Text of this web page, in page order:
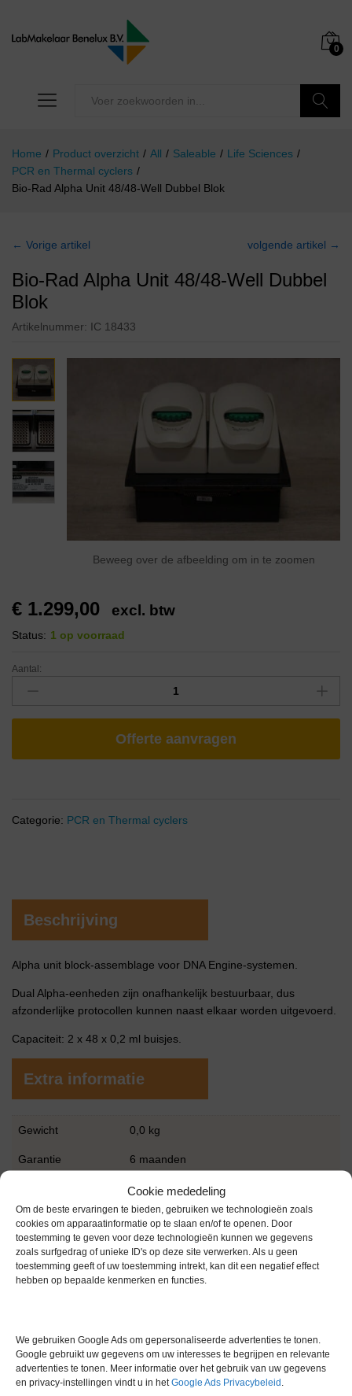
Cookie mededeling
Om de beste ervaringen te bieden, gebruiken we technologieën zoals
cookies om apparaatinformatie op te slaan en/of te openen. Door
toestemming te geven voor deze technologieën kunnen we gegevens
zoals surfgedrag of unieke ID's op deze site verwerken. Als u geen
toestemming geeft of uw toestemming intrekt, kan dit een negatief effect
hebben op bepaalde kenmerken en functies.
We gebruiken Google Ads om gepersonaliseerde advertenties te tonen.
Google gebruikt uw gegevens om uw interesses te begrijpen en relevante
advertenties te tonen. Meer informatie over het gebruik van uw gegevens
en privacy-instellingen vindt u in hetGoogle Ads Privacybeleid .
0
Home / Product overzicht / All / Saleable / Life Sciences /
PCR en Thermal cyclers /
Bio-Rad Alpha Unit 48/48-Well Dubbel Blok
← Vorige artikel volgende artikel →
Bio-Rad Alpha Unit 48/48-Well Dubbel
Blok
Artikelnummer: IC 18433
Beweeg over de afbeelding om in te zoomen
€ 1.299,00 excl. btw
Status: 1 op voorraad
Aantal:
Offerte aanvragen
Categorie: PCR en Thermal cyclers
Beschrijving
Alpha unit block-assemblage voor DNA Engine-systemen.
Dual Alpha-eenheden zijn onafhankelijk bestuurbaar, dus
afzonderlijke protocollen kunnen naast elkaar worden uitgevoerd.
Capaciteit: 2 x 48 x 0,2 ml buisjes.
Extra informatie
Gewicht 0,0 kg
Garantie 6 maanden
Gebruikt in goede conditie
Merk Bio-Rad
Gerelateerde producten